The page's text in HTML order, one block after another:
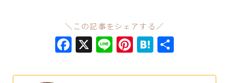
＼この記事をシェアする／
Facebook
X LinePinterest
Hatena